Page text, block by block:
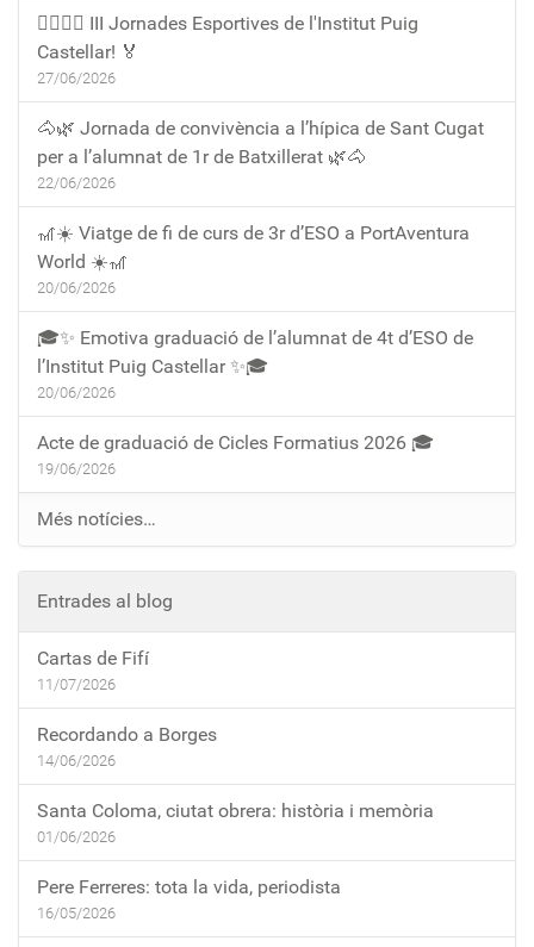
🏃‍♀️🏃‍♂️ III Jornades Esportives de l'Institut Puig
Castellar! 🏅
27/06/2026
🐴🌿 Jornada de convivència a l’hípica de Sant Cugat
per a l’alumnat de 1r de Batxillerat 🌿🐴
22/06/2026
🎢☀️ Viatge de fi de curs de 3r d’ESO a PortAventura
World ☀️🎢
20/06/2026
🎓✨ Emotiva graduació de l’alumnat de 4t d’ESO de
l’Institut Puig Castellar ✨🎓
20/06/2026
Acte de graduació de Cicles Formatius 2026 🎓
19/06/2026
Més notícies…
Entrades al blog
Cartas de Fifí
11/07/2026
Recordando a Borges
14/06/2026
Santa Coloma, ciutat obrera: història i memòria
01/06/2026
Pere Ferreres: tota la vida, periodista
16/05/2026